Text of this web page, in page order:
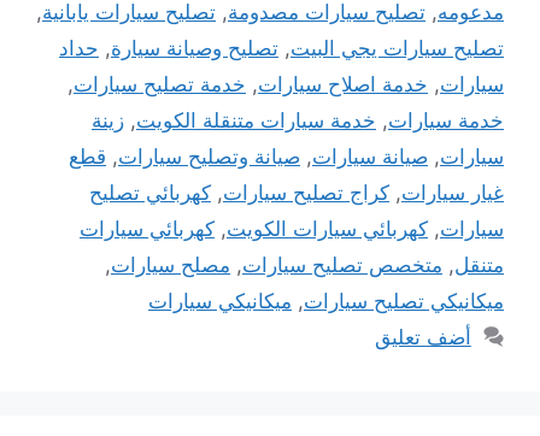
مدعومه, تصليح سيارات مصدومة, تصليح سيارات يابانية,
تصليح سيارات يجي البيت, تصليح وصيانة سيارة, حداد
سيارات, خدمة اصلاح سيارات, خدمة تصليح سيارات,
خدمة سيارات, خدمة سيارات متنقلة الكويت, زينة
سيارات, صيانة سيارات, صيانة وتصليح سيارات, قطع
غيار سيارات, كراج تصليح سيارات, كهربائي تصليح
سيارات, كهربائي سيارات الكويت, كهربائي سيارات
متنقل, متخصص تصليح سيارات, مصلح سيارات,
ميكانيكي تصليح سيارات, ميكانيكي سيارات
أضف تعليق